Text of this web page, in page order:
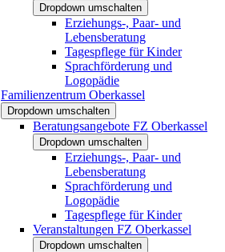
Dropdown umschalten
Erziehungs-, Paar- und
Lebensberatung
Tagespflege für Kinder
Sprachförderung und
Logopädie
Familienzentrum Oberkassel
Dropdown umschalten
Beratungsangebote FZ Oberkassel
Dropdown umschalten
Erziehungs-, Paar- und
Lebensberatung
Sprachförderung und
Logopädie
Tagespflege für Kinder
Veranstaltungen FZ Oberkassel
Dropdown umschalten